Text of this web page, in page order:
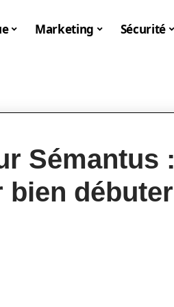
Marketing Sécurité
Sémantus :
bien débuter